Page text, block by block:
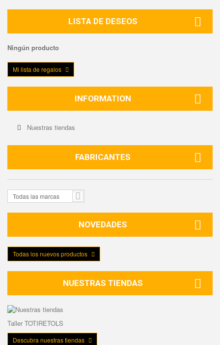
LISTA DE DESEOS
Ningún producto
Mi lista de regalos
INFORMATION
Nuestras tiendas
FABRICANTES
Todas las marcas
NOVEDADES
Todas los nuevos productos
NUESTRAS TIENDAS
Taller TOTIRETOLS
Descubra nuestras tiendas